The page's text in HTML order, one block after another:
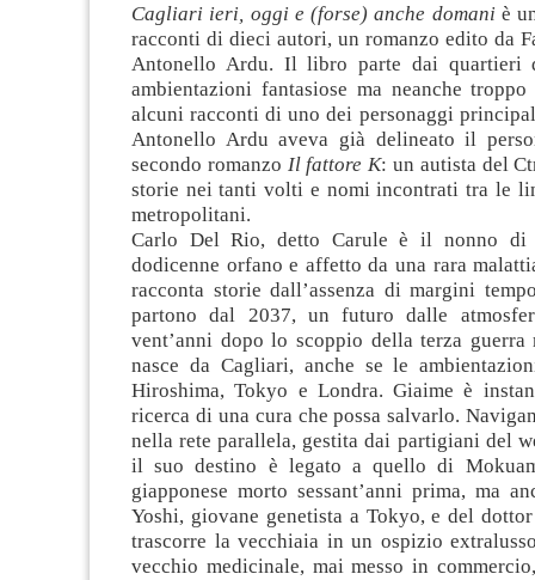
Cagliari ieri, oggi e (forse) anche domani è
racconti di dieci autori, un romanzo edito da
Antonello Ardu. Il libro parte dai quartieri
ambientazioni fantasiose ma neanche
alcuni racconti di uno dei personaggi
Antonello Ardu aveva già delineato il
secondo romanzo Il fattore K: un autista del
storie nei tanti volti e nomi incontrati tra le
metropolitani.
Carlo Del Rio, detto Carule è il nonno di
dodicenne orfano e affetto da una rara
racconta storie dall’assenza di margini
partono dal 2037, un futuro dalle
vent’anni dopo lo scoppio della terza guerra
nasce da Cagliari, anche se le
Hiroshima, Tokyo e Londra. Giaime è
ricerca di una cura che possa salvarlo.
nella rete parallela, gestita dai partigiani del
il suo destino è legato a quello di
giapponese morto sessant’anni prima, ma
Yoshi, giovane genetista a Tokyo, e del
trascorre la vecchiaia in un ospizio
vecchio medicinale, mai messo in